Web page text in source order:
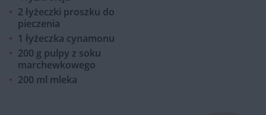
2 łyżeczki proszku do
pieczenia
1 łyżeczka cynamonu
200 g pulpy z soku
marchewkowego
200 ml mleka